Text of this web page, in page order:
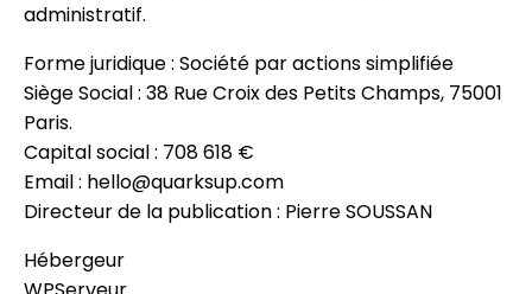
administratif.
Forme juridique : Société par actions simplifiée
Siège Social : 38 Rue Croix des Petits Champs, 75001
Paris.
Capital social : 708 618 €
Email : hello@quarksup.com
Directeur de la publication : Pierre SOUSSAN
Hébergeur